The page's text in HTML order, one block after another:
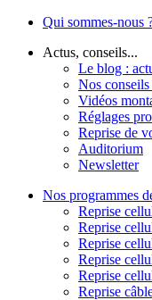
Qui sommes-nous
Actus, conseils...
Le blog :
Nos conseils
Vidéos
Réglages
Reprise de
Auditorium
Newsletter
Nos programmes
Reprise
Reprise
Reprise
Reprise
Reprise
Reprise